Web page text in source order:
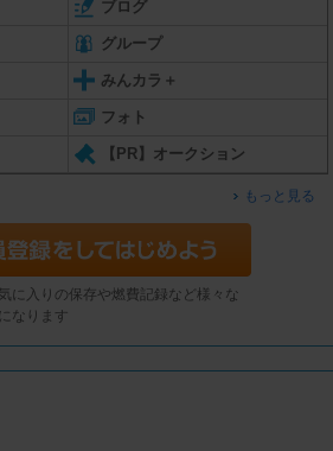
ブログ
グループ
みんカラ＋
フォト
【PR】オークション
もっと見る
に入りの保存や燃費記録など様々な
なります